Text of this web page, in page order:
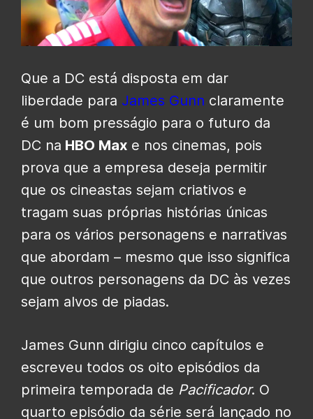
Que a DC está disposta em dar
liberdade para James Gunn claramente
é um bom presságio para o futuro da
DC na HBO Max e nos cinemas, pois
prova que a empresa deseja permitir
que os cineastas sejam criativos e
tragam suas próprias histórias únicas
para os vários personagens e narrativas
que abordam – mesmo que isso significa
que outros personagens da DC às vezes
sejam alvos de piadas.
James Gunn dirigiu cinco capítulos e
escreveu todos os oito episódios da
primeira temporada de Pacificador. O
quarto episódio da série será lançado no